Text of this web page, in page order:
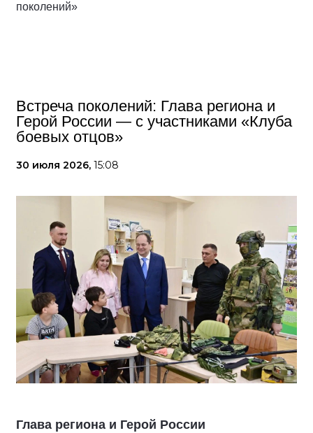
поколений»
Встреча поколений: Глава региона и
Герой России — с участниками «Клуба
боевых отцов»
30 июля 2026, 15:08
Глава региона и Герой России